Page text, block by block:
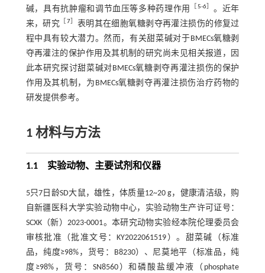
碱，具有抗肿瘤和调节血压等多种药理作用
5-6］ 。近年
来，研究
7］ 表明其在细胞氧糖剥夺再灌注损伤的修复过
程中具有较大潜力。然而，有关甜菜碱对于BMECs氧糖剥
夺再灌注的保护作用及其机制的研究尚未见相关报道，因
此本研究探讨甜菜碱对BMECs氧糖剥夺再灌注损伤的保护
作用及其机制，为BMECs氧糖剥夺再灌注损伤治疗药物的
研发提供参考。
1 材料与方法
1.1 实验动物、主要试剂和仪器
5只7日龄SD大鼠，雄性，体质量12~20 g，健康清洁级，购
自新疆医科大学实验动物中心，实验动物生产许可证号：
SCXK（新）2023-0001。本研究动物实验经本院伦理委员会
审核批准（批准文号：KY2022061519）。甜菜碱（标准
品，纯度≥98%，货号：B8230）、尼莫地平（标准品，纯
度≥98%，货号：SN8560）和磷酸盐缓冲液（phosphate